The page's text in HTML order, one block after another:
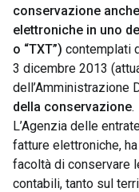
conservazione
elettroniche in uno
o “TXT”) contemplati
3 dicembre 2013
dell’Amministrazione
della conservazione.
L’Agenzia delle
fatture elettroniche, ha
facoltà di conservare
contabili, tanto sul